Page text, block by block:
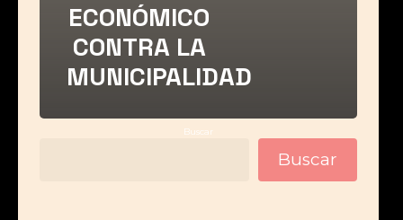
ECONÓMICO
CONTRA LA
MUNICIPALIDAD
Buscar
Buscar